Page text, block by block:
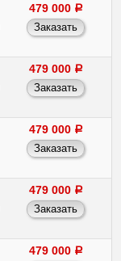
479 000 a
479 000 a
479 000 a
479 000 a
479 000 a